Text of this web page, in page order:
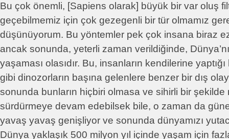
Bu çok önemli, [Sapiens olarak] büyük bir var oluş
geçebilmemiz için çok gezegenli bir tür olmamız
düşünüyorum. Bu yöntemler pek çok insana biraz
ancak sonunda, yeterli zaman verildiğinde,
yaşaması olasıdır. Bu, insanların kendilerine
gibi dinozorların başına gelenlere benzer bir dış
sonunda bunların hiçbiri olmasa ve sihirli bir şekilde
sürdürmeye devam edebilsek bile, o zaman da
yavaş yavaş genişliyor ve sonunda dünyamızı
Dünya yaklaşık 500 milyon yıl içinde yaşam için